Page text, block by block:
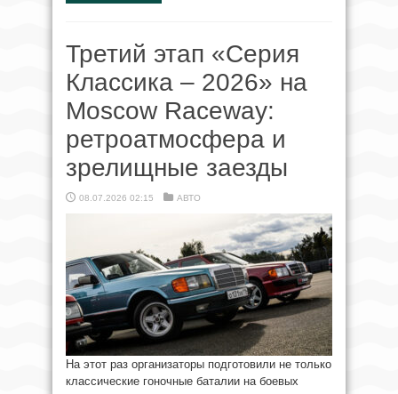
Третий этап «Серия
Классика – 2026» на
Moscow Raceway:
ретроатмосфера и
зрелищные заезды
08.07.2026 02:15 АВТО
На этот раз организаторы подготовили не только
классические гоночные баталии на боевых